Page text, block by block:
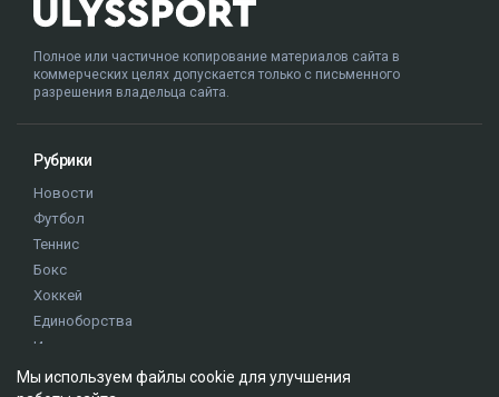
Полное или частичное копирование материалов сайта в
коммерческих целях допускается только с письменного
разрешения владельца сайта.
Рубрики
Новости
Футбол
Теннис
Бокс
Хоккей
Единоборства
Истории
Олимпиада
Мы используем файлы cookie для улучшения